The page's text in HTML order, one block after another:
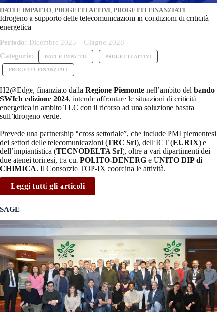
DATI E IMPATTO PROGETTI ATTIVI PROGETTI FINANZIATI
Idrogeno a supporto delle telecomunicazioni in condizioni di criticità
energetica
Periodo: Dicembre 2025 – Giugno 2028
Categorie:
DATI E IMPATTO PROGETTI ATTIVI
PROGETTI FINANZIATI
H2@Edge, finanziato dalla Regione Piemonte nell’ambito del bando
SWIch edizione 2024, intende affrontare le situazioni di criticità
energetica in ambito TLC con il ricorso ad una soluzione basata
sull’idrogeno verde.
Prevede una partnership “cross settoriale”, che include PMI piemontesi
dei settori delle telecomunicazioni (TRC Srl), dell’ICT (EURIX) e
dell’impiantistica (TECNODELTA Srl), oltre a vari dipartimenti dei
due atenei torinesi, tra cui POLITO-DENERG e UNITO DIP di
CHIMICA. Il Consorzio TOP-IX coordina le attività.
Leggi tutti gli articoli
SAGE